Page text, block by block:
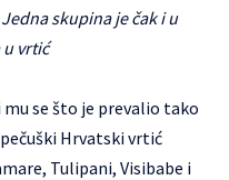
skupina je čak i u
u vrtić
se što je prevalio tako
Hrvatski vrtić
Tulipani, Visibabe i